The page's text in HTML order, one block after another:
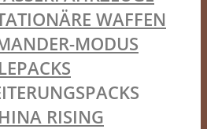
WAFFEN
MODUS
RISING